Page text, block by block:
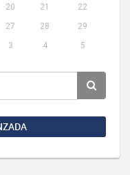
20 21
22
27 28
29
3 4 5